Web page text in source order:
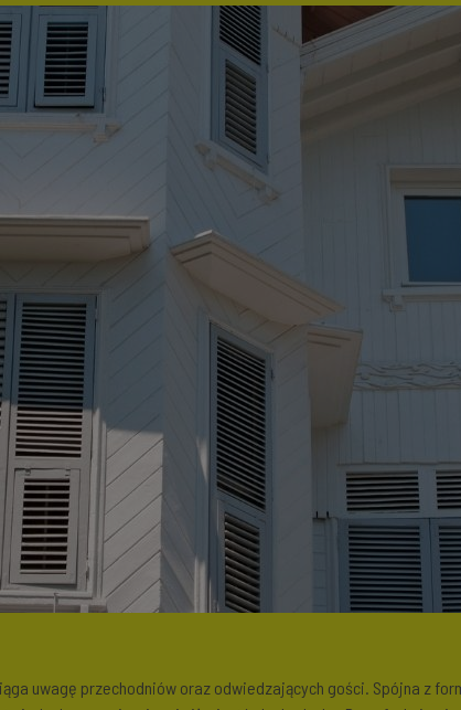
uwagę przechodniów oraz odwiedzających gości. Spójna z